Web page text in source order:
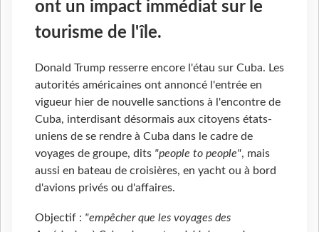
ont un impact immédiat sur le
tourisme de l'île.
Donald Trump resserre encore l'étau sur Cuba. Les
autorités américaines ont annoncé l'entrée en
vigueur hier de nouvelle sanctions à l'encontre de
Cuba, interdisant désormais aux citoyens états-
uniens de se rendre à Cuba dans le cadre de
voyages de groupe, dits "people to people", mais
aussi en bateau de croisières, en yacht ou à bord
d'avions privés ou d'affaires.
Objectif : "empêcher que les voyages des